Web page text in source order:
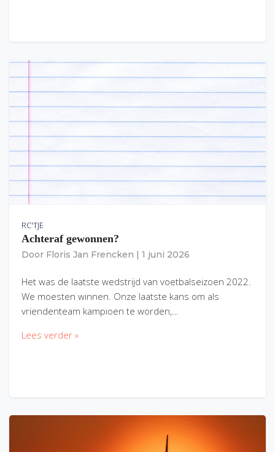
RC'TJE
Achteraf gewonnen?
Door Floris Jan Frencken 1 juni 2026
Het was de laatste wedstrijd van voetbalseizoen 2022.
We moesten winnen. Onze laatste kans om als
vriendenteam kampioen te worden,…
Lees verder »